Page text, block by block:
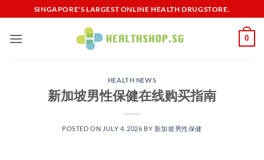
to
content
SINGAPORE'S LARGEST ONLINE HEALTH DRUGSTORE.
0
HEALTH NEWS
新加坡男性保健在线购买指南
POSTED ON JULY 4, 2026 BY 新加坡男性保健​